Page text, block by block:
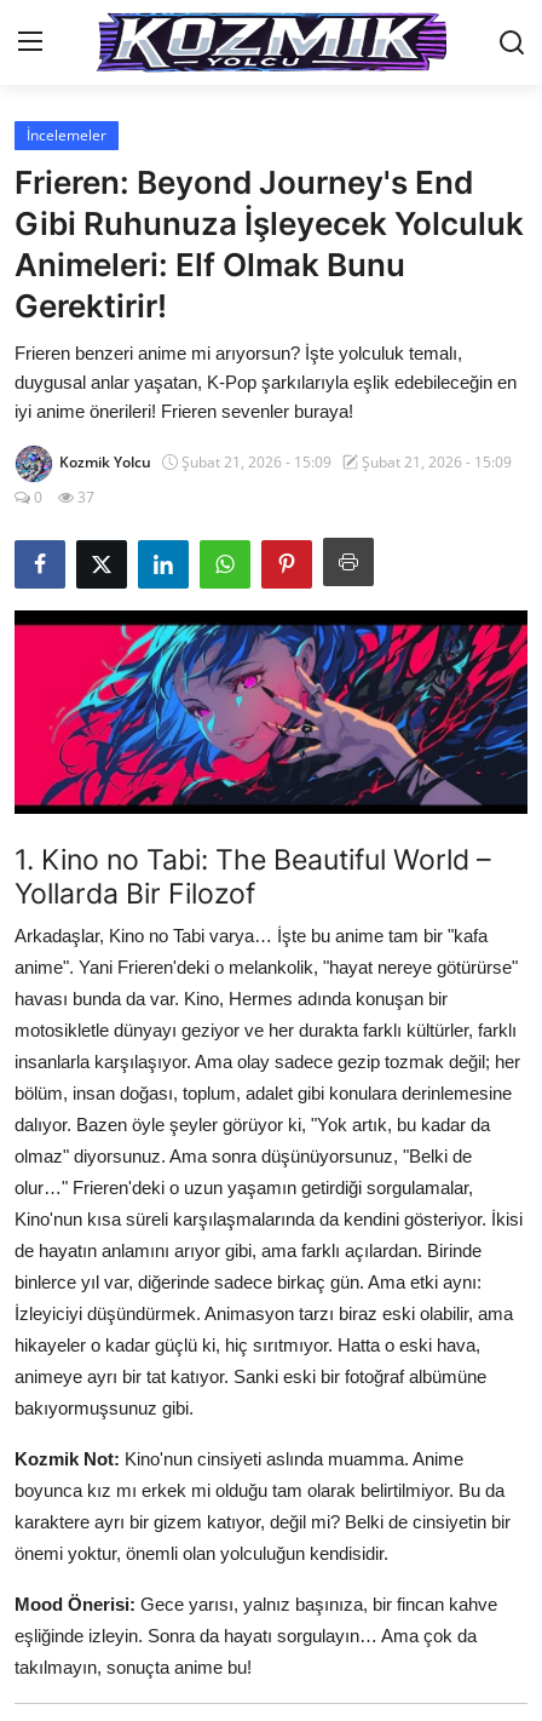
Anasayfa
İletişim
Genel
Anime Önerileri
Kore Dünyası
Anime Karakterleri
Anime
Testler
İncelemeler
Frieren: Beyond Journey's End
Gibi Ruhunuza İşleyecek Yolculuk
Animeleri: Elf Olmak Bunu
Gerektirir!
Frieren benzeri anime mi arıyorsun? İşte yolculuk temalı,
duygusal anlar yaşatan, K-Pop şarkılarıyla eşlik edebileceğin en
iyi anime önerileri! Frieren sevenler buraya!
Kozmik Yolcu Şubat 21, 2026 - 15:09
Şubat 21, 2026 - 15:09
0
37
1. Kino no Tabi: The Beautiful World –
Yollarda Bir Filozof
Arkadaşlar, Kino no Tabi varya… İşte bu anime tam bir "kafa
anime". Yani Frieren'deki o melankolik, "hayat nereye götürürse"
havası bunda da var. Kino, Hermes adında konuşan bir
motosikletle dünyayı geziyor ve her durakta farklı kültürler, farklı
insanlarla karşılaşıyor. Ama olay sadece gezip tozmak değil; her
bölüm, insan doğası, toplum, adalet gibi konulara derinlemesine
dalıyor. Bazen öyle şeyler görüyor ki, "Yok artık, bu kadar da
olmaz" diyorsunuz. Ama sonra düşünüyorsunuz, "Belki de
olur…" Frieren'deki o uzun yaşamın getirdiği sorgulamalar,
Kino'nun kısa süreli karşılaşmalarında da kendini gösteriyor. İkisi
de hayatın anlamını arıyor gibi, ama farklı açılardan. Birinde
binlerce yıl var, diğerinde sadece birkaç gün. Ama etki aynı:
İzleyiciyi düşündürmek. Animasyon tarzı biraz eski olabilir, ama
hikayeler o kadar güçlü ki, hiç sırıtmıyor. Hatta o eski hava,
animeye ayrı bir tat katıyor. Sanki eski bir fotoğraf albümüne
bakıyormuşsunuz gibi.
Kozmik Not: Kino'nun cinsiyeti aslında muamma. Anime
boyunca kız mı erkek mi olduğu tam olarak belirtilmiyor. Bu da
karaktere ayrı bir gizem katıyor, değil mi? Belki de cinsiyetin bir
önemi yoktur, önemli olan yolculuğun kendisidir.
Mood Önerisi: Gece yarısı, yalnız başınıza, bir fincan kahve
eşliğinde izleyin. Sonra da hayatı sorgulayın… Ama çok da
takılmayın, sonuçta anime bu!